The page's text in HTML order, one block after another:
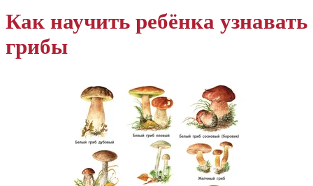
Как научить ребёнка узнавать
грибы